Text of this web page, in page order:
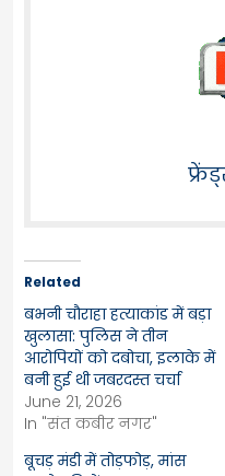
Related
बभनी चौराहा हत्याकांड में बड़ा
खुलासा: पुलिस ने तीन
आरोपियों को दबोचा, इलाके में
बनी हुई थी जबरदस्त चर्चा
June 21, 2026
In "संत कबीर नगर"
बूचड़ मंडी में तोड़फोड़, मांस